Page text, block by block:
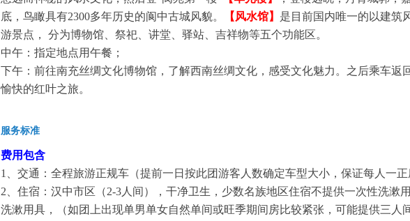
底，鸟瞰具有2300多年历史的阆中古城风貌。
【风水馆】 是目前国内唯一的以建筑
游景点， 分为博物馆、祭祀、讲堂、驿站、吉祥物等五个功能区。
中午：指定地点用午餐；
下午：前往南充丝绸文化博物馆，了解西南丝绸文化，感受文化魅力。之后乘车返
愉快的红叶之旅。
服务标准
费用包含
1、交通：全程旅游正规车（提前一日按此团游客人数确定车型大小，保证每人一正
2、住宿：汉中市区（2-3人间），干净卫生，少数名族地区住宿不提供一次性洗漱
洗漱用具，（如团上出现单男单女自然单间或旺季期间房比较紧张，可能提供三人